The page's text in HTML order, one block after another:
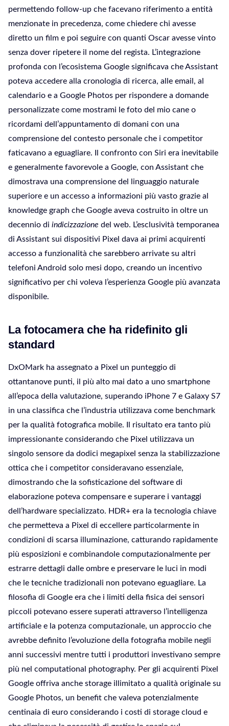
permettendo follow-up che facevano riferimento a entità
menzionate in precedenza, come chiedere chi avesse
diretto un film e poi seguire con quanti Oscar avesse vinto
senza dover ripetere il nome del regista. L’integrazione
profonda con l’ecosistema Google significava che Assistant
poteva accedere alla cronologia di ricerca, alle email, al
calendario e a Google Photos per rispondere a domande
personalizzate come mostrami le foto del mio cane o
ricordami dell’appuntamento di domani con una
comprensione del contesto personale che i competitor
faticavano a eguagliare. Il confronto con Siri era inevitabile
e generalmente favorevole a Google, con Assistant che
dimostrava una comprensione del linguaggio naturale
superiore e un accesso a informazioni più vasto grazie al
knowledge graph che Google aveva costruito in oltre un
decennio di indicizzazione del web. L’esclusività temporanea
di Assistant sui dispositivi Pixel dava ai primi acquirenti
accesso a funzionalità che sarebbero arrivate su altri
telefoni Android solo mesi dopo, creando un incentivo
significativo per chi voleva l’esperienza Google più avanzata
disponibile.
La fotocamera che ha ridefinito gli
standard
DxOMark ha assegnato a Pixel un punteggio di
ottantanove punti, il più alto mai dato a uno smartphone
all’epoca della valutazione, superando iPhone 7 e Galaxy S7
in una classifica che l’industria utilizzava come benchmark
per la qualità fotografica mobile. Il risultato era tanto più
impressionante considerando che Pixel utilizzava un
singolo sensore da dodici megapixel senza la stabilizzazione
ottica che i competitor consideravano essenziale,
dimostrando che la sofisticazione del software di
elaborazione poteva compensare e superare i vantaggi
dell’hardware specializzato. HDR+ era la tecnologia chiave
che permetteva a Pixel di eccellere particolarmente in
condizioni di scarsa illuminazione, catturando rapidamente
più esposizioni e combinandole computazionalmente per
estrarre dettagli dalle ombre e preservare le luci in modi
che le tecniche tradizionali non potevano eguagliare. La
filosofia di Google era che i limiti della fisica dei sensori
piccoli potevano essere superati attraverso l’intelligenza
artificiale e la potenza computazionale, un approccio che
avrebbe definito l’evoluzione della fotografia mobile negli
anni successivi mentre tutti i produttori investivano sempre
più nel computational photography. Per gli acquirenti Pixel
Google offriva anche storage illimitato a qualità originale su
Google Photos, un benefit che valeva potenzialmente
centinaia di euro considerando i costi di storage cloud e